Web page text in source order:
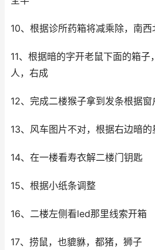
10、根据诊所药箱将减乘除，南
11、根据暗的字开老鼠下面的箱
人，右成
12、完成二楼猴子拿到发条根据窗
13、风车图片不对，根据右边暗
14、在一楼看寿衣解二楼门钥匙
15、根据小纸条调整
16、二楼左侧看led那里线索开箱
17、捞鼠，也貔貅，都猪，狮子